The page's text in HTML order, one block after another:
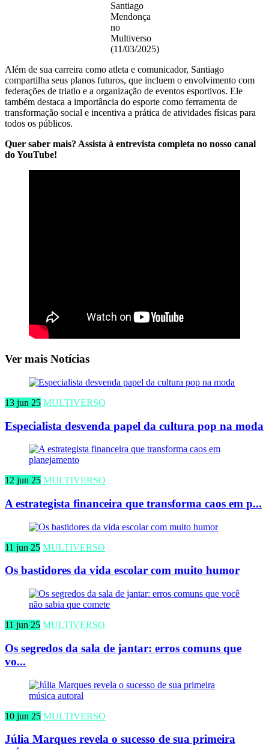
Santiago
Mendonça
no
Multiverso
(11/03/2025)
Além de sua carreira como atleta e comunicador, Santiago
compartilha seus planos futuros, que incluem o envolvimento com
federações de triatlo e a organização de eventos esportivos. Ele
também destaca a importância do esporte como ferramenta de
transformação social e incentiva a prática de atividades físicas para
todos os públicos.
Quer saber mais? Assista à entrevista completa no nosso canal
do YouTube!
Ver mais Notícias
13 jun 25 MULTIVERSO
Especialista desvenda papel da cultura pop na moda
12 jun 25 MULTIVERSO
A estrategista financeira que transforma caos em p...
11 jun 25 MULTIVERSO
Os bastidores da vida escolar com muito humor
11 jun 25 MULTIVERSO
Os segredos da sala de jantar: erros comuns que
vo...
10 jun 25 MULTIVERSO
Júlia Marques revela o sucesso de sua primeira